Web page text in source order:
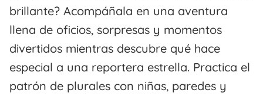
brillante? Acompáñala en una aventura
llena de oficios, sorpresas y momentos
divertidos mientras descubre qué hace
especial a una reportera estrella. Practica el
patrón de plurales con niñas, paredes y